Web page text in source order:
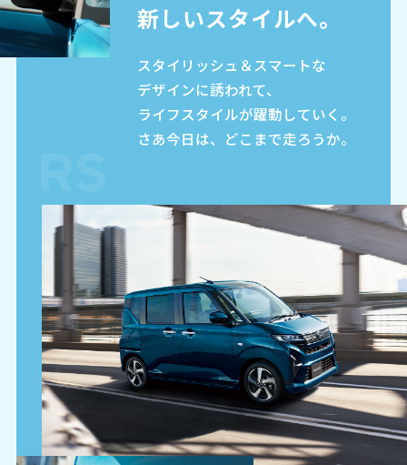
新しいスタイルへ。
スタイリッシュ＆スマートな
デザインに誘われて、
ライフスタイルが躍動していく。
さあ今日は、どこまで走ろうか。